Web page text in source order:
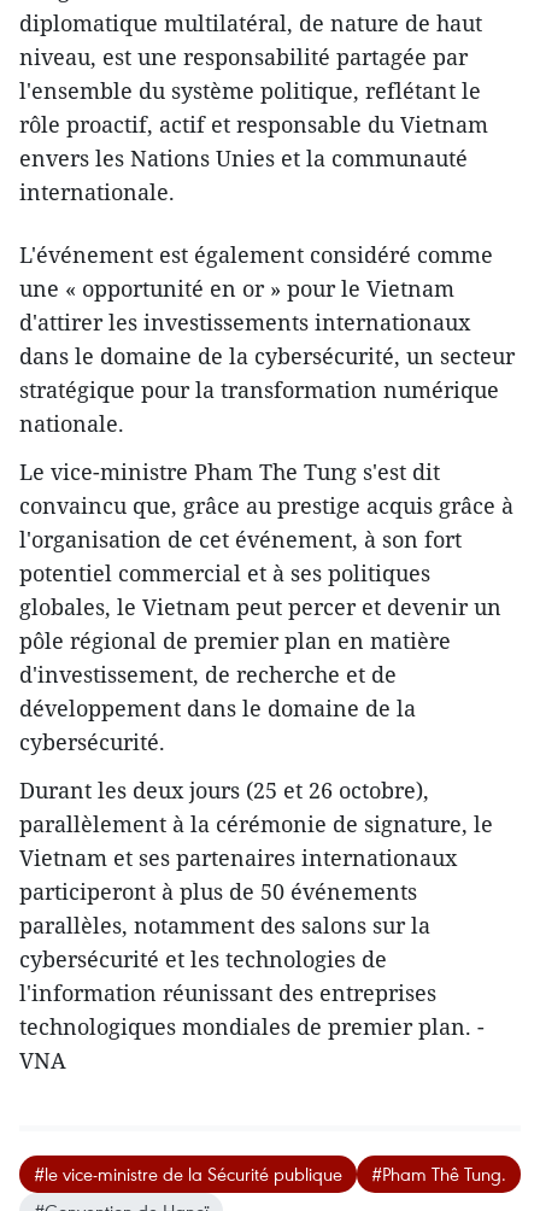
diplomatique multilatéral, de nature de haut
niveau, est une responsabilité partagée par
l'ensemble du système politique, reflétant le
rôle proactif, actif et responsable du Vietnam
envers les Nations Unies et la communauté
internationale.
L'événement est également considéré comme
une « opportunité en or » pour le Vietnam
d'attirer les investissements internationaux
dans le domaine de la cybersécurité, un secteur
stratégique pour la transformation numérique
nationale.
Le vice-ministre Pham The Tung s'est dit
convaincu que, grâce au prestige acquis grâce à
l'organisation de cet événement, à son fort
potentiel commercial et à ses politiques
globales, le Vietnam peut percer et devenir un
pôle régional de premier plan en matière
d'investissement, de recherche et de
développement dans le domaine de la
cybersécurité.
Durant les deux jours (25 et 26 octobre),
parallèlement à la cérémonie de signature, le
Vietnam et ses partenaires internationaux
participeront à plus de 50 événements
parallèles, notamment des salons sur la
cybersécurité et les technologies de
l'information réunissant des entreprises
technologiques mondiales de premier plan. -
VNA
#le vice-ministre de la Sécurité publique
#Pham Thê Tung.